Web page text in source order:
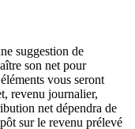
suggestion de
son net pour
vous seront
revenu journalier,
net dépendra de
sur le revenu prélevé